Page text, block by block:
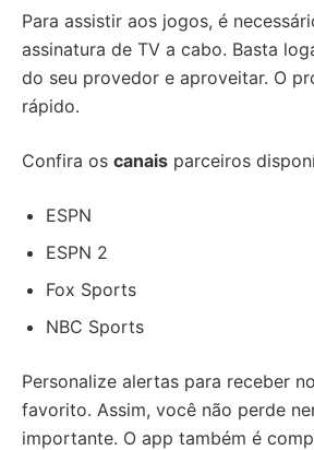
Para assistir aos jogos, é
assinatura de TV a cabo. Basta
do seu provedor e aproveitar. O
rápido.
Confira os canais parceiros
ESPN
ESPN 2
Fox Sports
NBC Sports
Personalize alertas para receber
favorito. Assim, você não perde
importante. O app também é